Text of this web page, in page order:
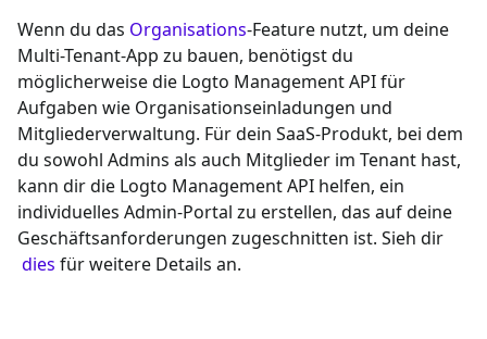
Wenn du das Organisations-Feature nutzt, um deine
Multi-Tenant-App zu bauen, benötigst du
möglicherweise die Logto Management API für
Aufgaben wie Organisationseinladungen und
Mitgliederverwaltung. Für dein SaaS-Produkt, bei dem
du sowohl Admins als auch Mitglieder im Tenant hast,
kann dir die Logto Management API helfen, ein
individuelles Admin-Portal zu erstellen, das auf deine
Geschäftsanforderungen zugeschnitten ist. Sieh dir
dies für weitere Details an.